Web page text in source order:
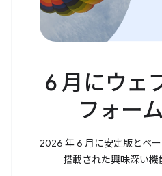
6 月にウェ
フォー
2026 年 6 月に安定版とベ
搭載された興味深い機